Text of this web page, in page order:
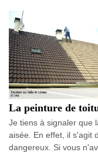
La peinture de
Je tiens à signaler que
aisée. En effet, il s'agit
dangereux. Si vous